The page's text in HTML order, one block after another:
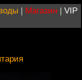
| Магазин | VIP